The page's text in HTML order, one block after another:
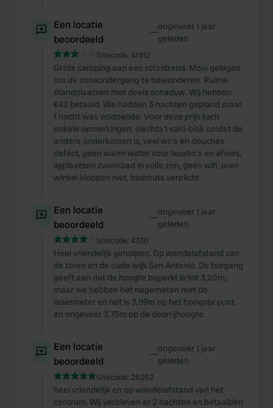
Een locatie
beoordeeld
—ongeveer 1 jaar
geleden
Sitecode: 41912
Grote camping aan een rotsstrand. Mooi gelegen
om de zonsondergang te bewonderen. Ruime
standplaatsen met deels schaduw. Wij hebben
€42 betaald. We hadden 3 nachten gepland maar
1 nacht was voldoende. Voor deze prijs toch
enkele opmerkingen: slechts 1 sani-blok omdat de
andere onderkomen is, veel wc’s en douches
defect, geen warm water voor lavabo’s en afwas,
ligplaatsen zwembad in volle zon, geen wifi, uren
winkel kloppen niet, badmuts verplicht
Een locatie
beoordeeld
—ongeveer 1 jaar
geleden
Sitecode: 4330
Heel vriendelijk geholpen. Op wandelafstand van
de toren en de oude wijk San Antonio. De toegang
geeft aan dat de hoogte beperkt is tot 3,20m,
maar we hebben het nagemeten met de
lasermeter en het is 3,99m op het hoogste punt
en ongeveer 3,75m op de doorrijhoogte.
Een locatie
beoordeeld
—ongeveer 1 jaar
geleden
Sitecode: 26262
heel vriendelijk en op wandelafstand van het
centrum. Wij verbleven er 2 nachten en betaalden